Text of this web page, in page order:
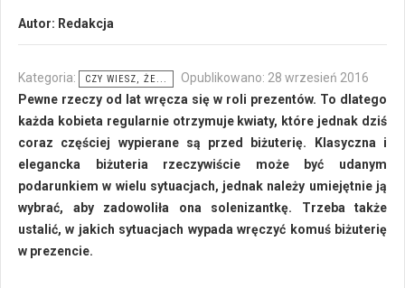
Autor: Redakcja
Kategoria: CZY WIESZ, ŻE...
Opublikowano: 28 wrzesień 2016
Pewne rzeczy od lat wręcza się w roli prezentów. To dlatego
każda kobieta regularnie otrzymuje kwiaty, które jednak dziś
coraz częściej wypierane są przed biżuterię. Klasyczna i
elegancka biżuteria rzeczywiście może być udanym
podarunkiem w wielu sytuacjach, jednak należy umiejętnie ją
wybrać, aby zadowoliła ona solenizantkę. Trzeba także
ustalić, w jakich sytuacjach wypada wręczyć komuś biżuterię
w prezencie.